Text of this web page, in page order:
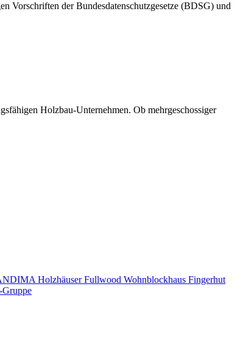
Vorschriften der Bundesdatenschutzgesetze (BDSG) und
Holzbau-Unternehmen. Ob mehrgeschossiger
HolzhäuserFullwood Wohnblockhaus Fingerhut